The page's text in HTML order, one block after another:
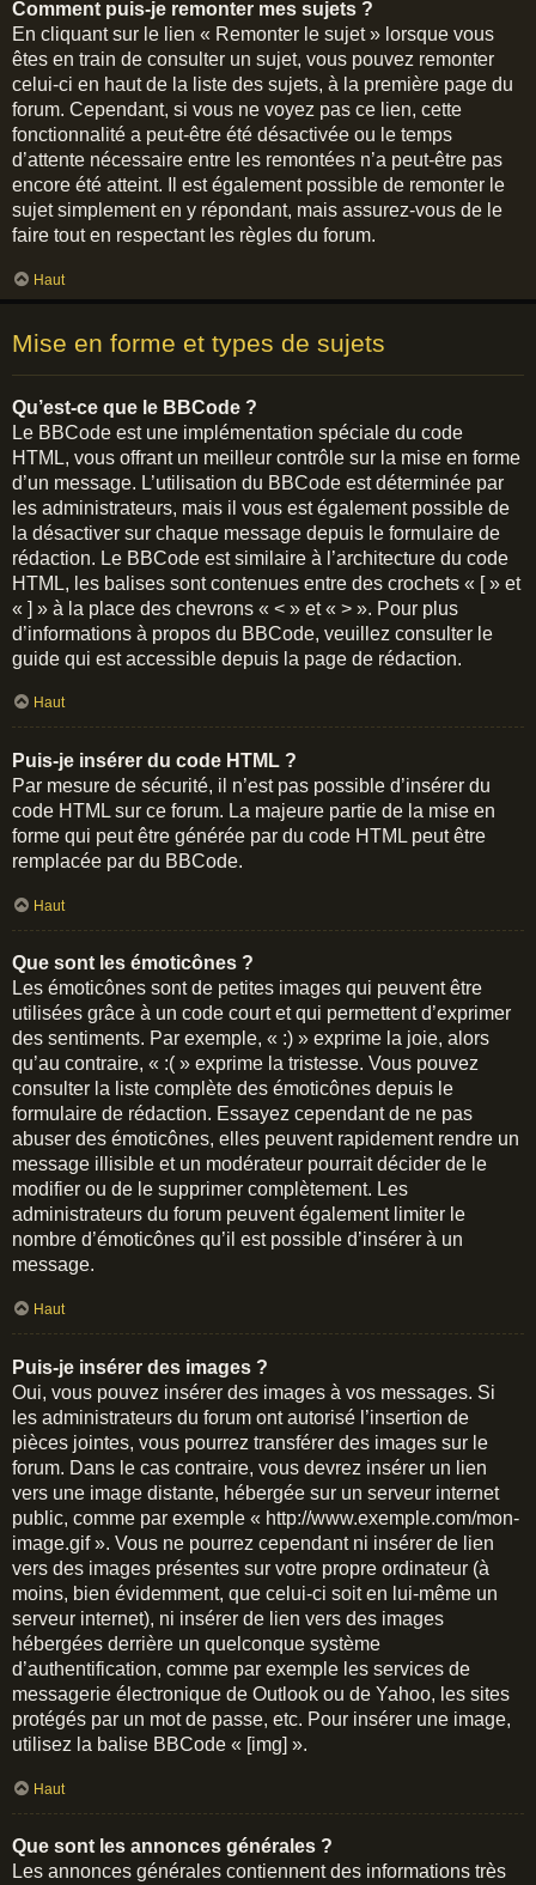
Comment puis-je remonter mes sujets ?
En cliquant sur le lien « Remonter le sujet » lorsque vous
êtes en train de consulter un sujet, vous pouvez remonter
celui-ci en haut de la liste des sujets, à la première page du
forum. Cependant, si vous ne voyez pas ce lien, cette
fonctionnalité a peut-être été désactivée ou le temps
d’attente nécessaire entre les remontées n’a peut-être pas
encore été atteint. Il est également possible de remonter le
sujet simplement en y répondant, mais assurez-vous de le
faire tout en respectant les règles du forum.
Haut
Mise en forme et types de sujets
Qu’est-ce que le BBCode ?
Le BBCode est une implémentation spéciale du code
HTML, vous offrant un meilleur contrôle sur la mise en forme
d’un message. L’utilisation du BBCode est déterminée par
les administrateurs, mais il vous est également possible de
la désactiver sur chaque message depuis le formulaire de
rédaction. Le BBCode est similaire à l’architecture du code
HTML, les balises sont contenues entre des crochets « [ » et
« ] » à la place des chevrons « < » et « > ». Pour plus
d’informations à propos du BBCode, veuillez consulter le
guide qui est accessible depuis la page de rédaction.
Haut
Puis-je insérer du code HTML ?
Par mesure de sécurité, il n’est pas possible d’insérer du
code HTML sur ce forum. La majeure partie de la mise en
forme qui peut être générée par du code HTML peut être
remplacée par du BBCode.
Haut
Que sont les émoticônes ?
Les émoticônes sont de petites images qui peuvent être
utilisées grâce à un code court et qui permettent d’exprimer
des sentiments. Par exemple, « :) » exprime la joie, alors
qu’au contraire, « :( » exprime la tristesse. Vous pouvez
consulter la liste complète des émoticônes depuis le
formulaire de rédaction. Essayez cependant de ne pas
abuser des émoticônes, elles peuvent rapidement rendre un
message illisible et un modérateur pourrait décider de le
modifier ou de le supprimer complètement. Les
administrateurs du forum peuvent également limiter le
nombre d’émoticônes qu’il est possible d’insérer à un
message.
Haut
Puis-je insérer des images ?
Oui, vous pouvez insérer des images à vos messages. Si
les administrateurs du forum ont autorisé l’insertion de
pièces jointes, vous pourrez transférer des images sur le
forum. Dans le cas contraire, vous devrez insérer un lien
vers une image distante, hébergée sur un serveur internet
public, comme par exemple « http://www.exemple.com/mon-
image.gif ». Vous ne pourrez cependant ni insérer de lien
vers des images présentes sur votre propre ordinateur (à
moins, bien évidemment, que celui-ci soit en lui-même un
serveur internet), ni insérer de lien vers des images
hébergées derrière un quelconque système
d’authentification, comme par exemple les services de
messagerie électronique de Outlook ou de Yahoo, les sites
protégés par un mot de passe, etc. Pour insérer une image,
utilisez la balise BBCode « [img] ».
Haut
Que sont les annonces générales ?
Les annonces générales contiennent des informations très